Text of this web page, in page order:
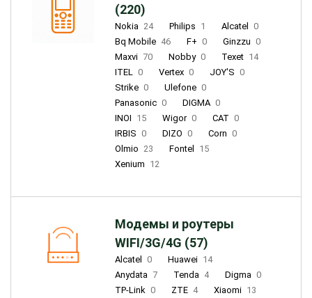
(220)
Nokia 24 Philips 1 Alcatel
0
Bq Mobile 46 F+ 0 Ginzzu 0
Maxvi 70 Nobby 0 Texet 14
ITEL 0 Vertex 0 JOY'S 0
Strike 0 Ulefone 0
Panasonic 0 DIGMA 0
INOI 15 Wigor 0 CAT 0
IRBIS 0 DIZO 0 Corn 0
Olmio 23 Fontel
15
Xenium 12
Модемы и роутеры
WIFI/3G/4G (57)
Alcatel 0 Huawei 14
Anydata 7 Tenda 4 Digma 0
TP-Link 0 ZTE 4 Xiaomi 13